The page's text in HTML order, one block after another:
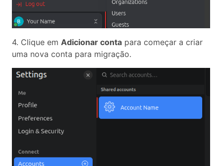
4. Clique em Adicionar conta para começar a criar
uma nova conta para migração.